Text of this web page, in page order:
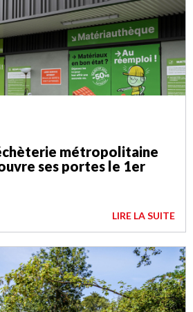
métropolitaine
ses portes le 1er
LIRE LA SUITE